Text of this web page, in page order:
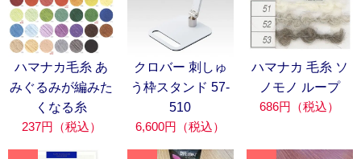
ハマナカ毛糸 あ
みぐるみが編みた
くなる糸
237円（税込）
クロバー 刺しゅ
う枠スタンド 57-
510
6,600円（税込）
ハマナカ 毛糸 ソ
ノモノ ループ
686円（税込）